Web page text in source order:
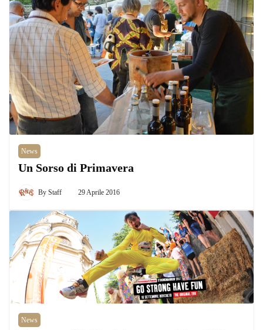
News
Un Sorso di Primavera
By Staff 29 Aprile 2016
News